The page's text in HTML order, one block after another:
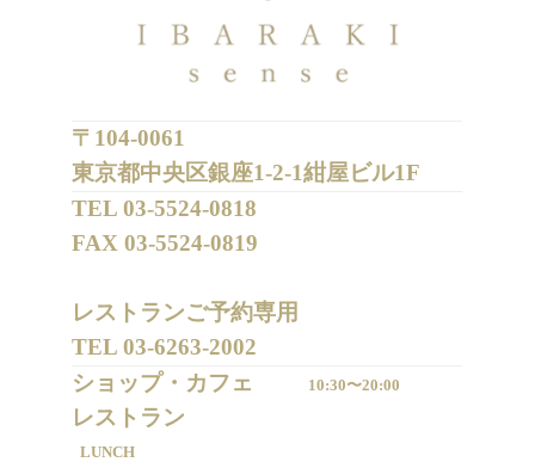
〒104-0061
東京都中央区銀座1-2-1紺屋ビル1F
TEL 03-5524-0818
FAX 03-5524-0819
レストランご予約専用
TEL 03-6263-2002
ショップ・カフェ
10:30〜20:00
LUNCH